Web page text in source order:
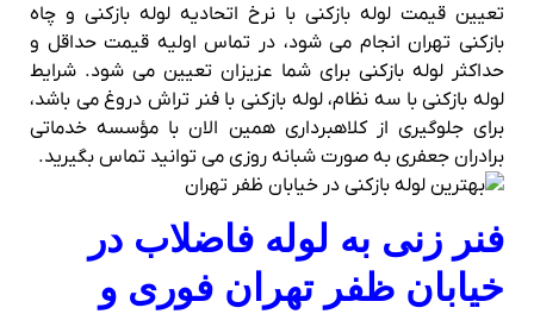
تعیین قیمت لوله بازکنی با نرخ اتحادیه لوله بازکنی و چاه
بازکنی تهران انجام می شود، در تماس اولیه قیمت حداقل و
حداکثر لوله بازکنی برای شما عزیزان تعیین می شود. شرایط
لوله بازکنی با سه نظام، لوله بازکنی با فنر تراش دروغ می باشد،
برای جلوگیری از کلاهبرداری همین الان با مؤسسه خدماتی
برادران جعفری به صورت شبانه روزی می توانید تماس بگیرید.
فنر زنی به لوله فاضلاب در
خیابان ظفر تهران فوری و